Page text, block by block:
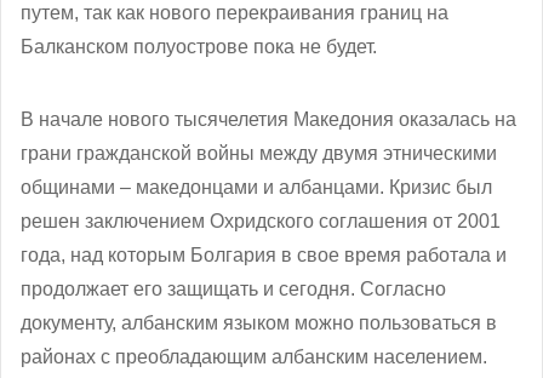
путем, так как нового перекраивания границ на
Балканском полуострове пока не будет.
В начале нового тысячелетия Македония оказалась на
грани гражданской войны между двумя этническими
общинами – македонцами и албанцами. Кризис был
решен заключением Охридского соглашения от 2001
года, над которым Болгария в свое время работала и
продолжает его защищать и сегодня. Согласно
документу, албанским языком можно пользоваться в
районах с преобладающим албанским населением.